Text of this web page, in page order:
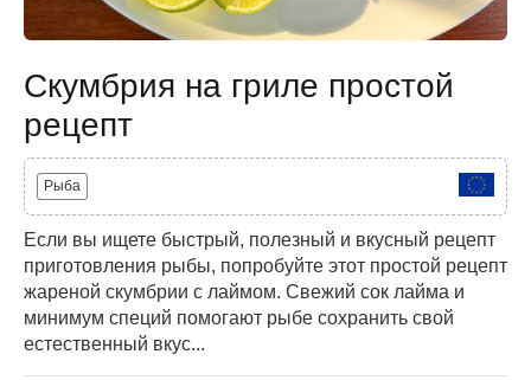
Скумбрия на гриле простой
рецепт
Рыба
Если вы ищете быстрый, полезный и вкусный рецепт
приготовления рыбы, попробуйте этот простой рецепт
жареной скумбрии с лаймом. Свежий сок лайма и
минимум специй помогают рыбе сохранить свой
естественный вкус...